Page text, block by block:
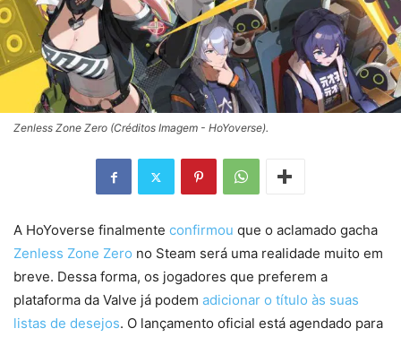
Zenless Zone Zero (Créditos Imagem - HoYoverse).
A HoYoverse finalmente confirmou que o aclamado gacha
Zenless Zone Zero no Steam será uma realidade muito em
breve. Dessa forma, os jogadores que preferem a
plataforma da Valve já podem adicionar o título às suas
listas de desejos. O lançamento oficial está agendado para